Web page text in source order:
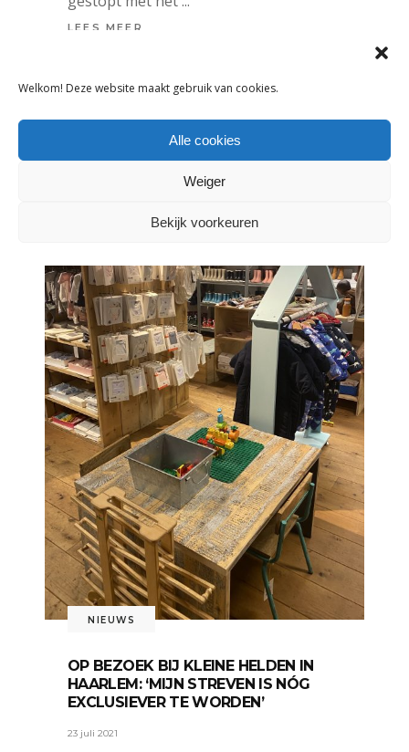
Welkom! Deze website maakt gebruik van cookies.
Alle cookies
Weiger
Bekijk voorkeuren
LEES MEER
DELEN:
NIEUWS
OP BEZOEK BIJ KLEINE HELDEN IN
HAARLEM: ‘MIJN STREVEN IS NÓG
EXCLUSIEVER TE WORDEN’
23 juli 2021